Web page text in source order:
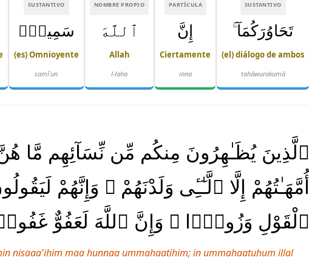
SUSTANTIVO
تَحَاوُرَكُمَآ ۚ
(el) diálogo de ambos
taḥāwurakumā
PARTÍCULA
إِنَّ
Ciertamente
inna
NOMBRE PROPIO
ٱللَّهَ
Allah
l-laha
SUSTANTIVO
سَمِيعٌۢ
(es) Omnioyente
samīʿun
ٱلَّذِينَ يُظَـٰهِرُونَ مِنكُم مِّن نِّسَآئِهِم مَّا
أُمَّهَـٰتُهُمْ إِلَّا ٱلَّـٰٓـِٔى وَلَدْنَهُمْ ۚ وَإِنَّهُمْ
ٱلْقَوْلِ وَزُورًۭا ۚ وَإِنَّ ٱللَّهَ لَعَفُوٌّ
nisaaa'ihim maa hunnaa ummahaatihim; in ummahaatuhum illal